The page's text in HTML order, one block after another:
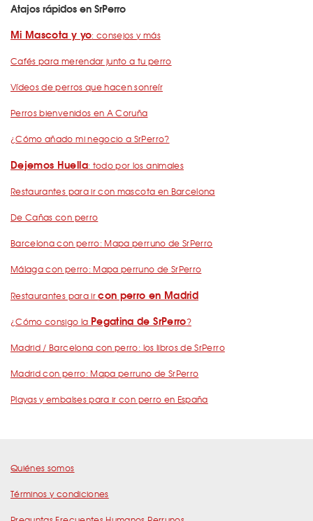
Atajos rápidos en SrPerro
Mi Mascota y yo: consejos y más
Cafés para merendar junto a tu perro
Vídeos de perros que hacen sonreír
Perros bienvenidos en A Coruña
¿Cómo añado mi negocio a SrPerro?
Dejemos Huella: todo por los animales
Restaurantes para ir con mascota en Barcelona
De Cañas con perro
Barcelona con perro: Mapa perruno de SrPerro
Málaga con perro: Mapa perruno de SrPerro
Restaurantes para ircon perro en Madrid
¿Cómo consigo la Pegatina de SrPerro?
Madrid / Barcelona con perro: los libros de SrPerro
Madrid con perro: Mapa perruno de SrPerro
Playas y embalses para ir con perro en España
Quiénes somos
Términos y condiciones